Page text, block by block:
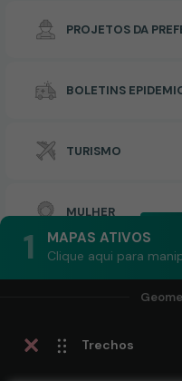
PROJETOS DA
BOLETINS
TURISMO
MULHER
1 MAPAS ATIVOS
Clique aqui para
Trechos